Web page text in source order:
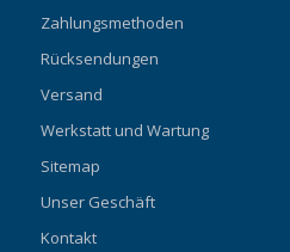
Zahlungsmethoden
Rücksendungen
Versand
Werkstatt und Wartung
Sitemap
Unser Geschäft
Kontakt